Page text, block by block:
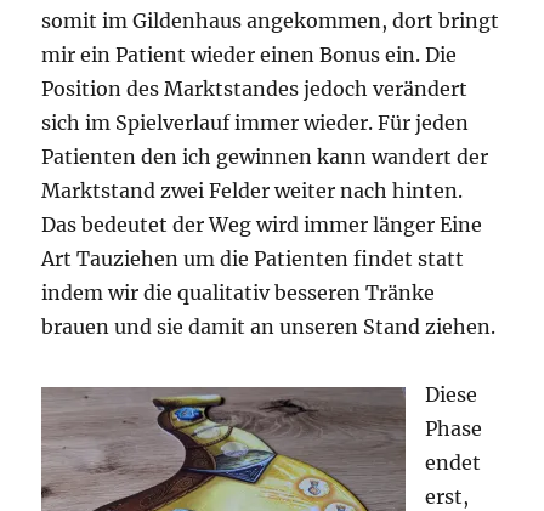
somit im Gildenhaus angekommen, dort bringt
mir ein Patient wieder einen Bonus ein. Die
Position des Marktstandes jedoch verändert
sich im Spielverlauf immer wieder. Für jeden
Patienten den ich gewinnen kann wandert der
Marktstand zwei Felder weiter nach hinten.
Das bedeutet der Weg wird immer länger Eine
Art Tauziehen um die Patienten findet statt
indem wir die qualitativ besseren Tränke
brauen und sie damit an unseren Stand ziehen.
Diese
Phase
endet
erst,